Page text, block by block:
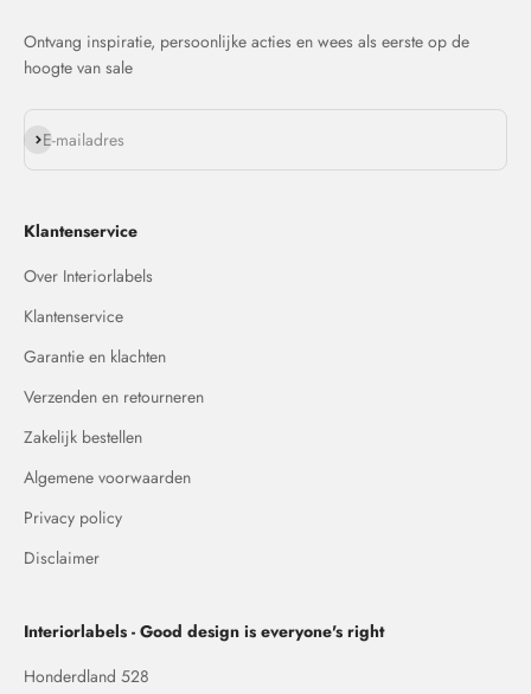
Ontvang inspiratie, persoonlijke acties en wees als eerste op de
hoogte van sale
E-mailadres
Abonneren
Klantenservice
Over Interiorlabels
Klantenservice
Garantie en klachten
Verzenden en retourneren
Zakelijk bestellen
Algemene voorwaarden
Privacy policy
Disclaimer
Interiorlabels - Good design is everyone's right
Honderdland 528